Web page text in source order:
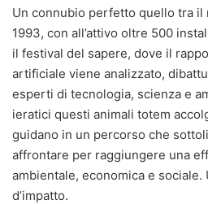
Un connubio perfetto quello tra il
1993, con all’attivo oltre 500
il festival del sapere, dove il
artificiale viene analizzato,
esperti di tecnologia, scienza e
ieratici questi animali totem
guidano in un percorso che
affrontare per raggiungere una
ambientale, economica e sociale.
d’impatto.